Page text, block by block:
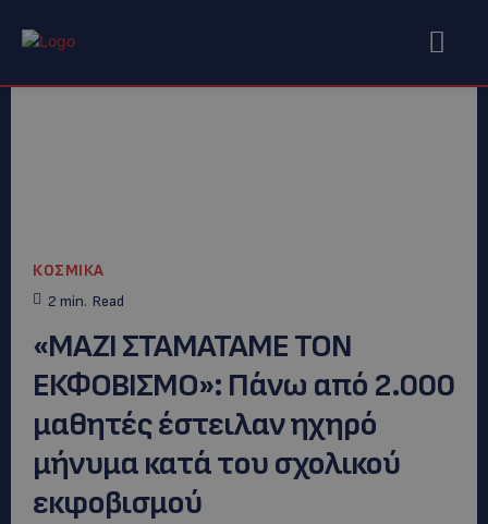
ΚΟΣΜΙΚΑ
2 min. Read
«ΜΑΖΙ ΣΤΑΜΑΤΑΜΕ ΤΟΝ
ΕΚΦΟΒΙΣΜΟ»: Πάνω από 2.000
μαθητές έστειλαν ηχηρό
μήνυμα κατά του σχολικού
εκφοβισμού